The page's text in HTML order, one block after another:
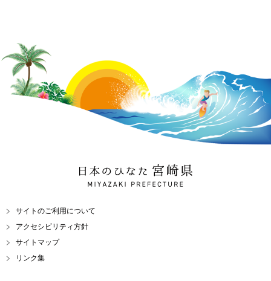
日本のひなた 宮崎県
MIYAZAKI PREFECTURE
サイトのご利用について
アクセシビリティ方針
サイトマップ
リンク集